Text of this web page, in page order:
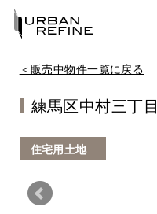
＜販売中物件一覧に戻る
練馬区中村三丁目
住宅用土地